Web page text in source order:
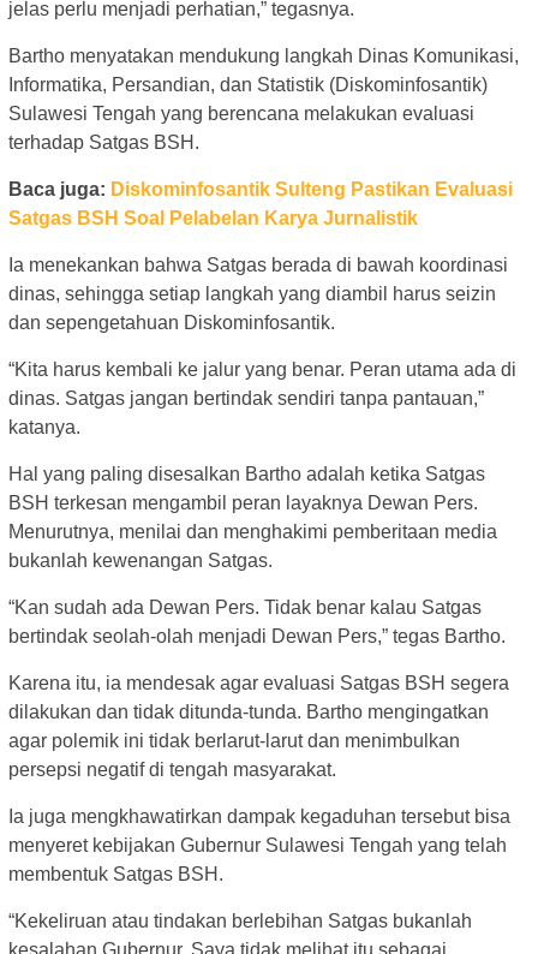
jelas perlu menjadi perhatian,” tegasnya.
Bartho menyatakan mendukung langkah Dinas Komunikasi,
Informatika, Persandian, dan Statistik (Diskominfosantik)
Sulawesi Tengah yang berencana melakukan evaluasi
terhadap Satgas BSH.
Baca juga: Diskominfosantik Sulteng Pastikan Evaluasi
Satgas BSH Soal Pelabelan Karya Jurnalistik
Ia menekankan bahwa Satgas berada di bawah koordinasi
dinas, sehingga setiap langkah yang diambil harus seizin
dan sepengetahuan Diskominfosantik.
“Kita harus kembali ke jalur yang benar. Peran utama ada di
dinas. Satgas jangan bertindak sendiri tanpa pantauan,”
katanya.
Hal yang paling disesalkan Bartho adalah ketika Satgas
BSH terkesan mengambil peran layaknya Dewan Pers.
Menurutnya, menilai dan menghakimi pemberitaan media
bukanlah kewenangan Satgas.
“Kan sudah ada Dewan Pers. Tidak benar kalau Satgas
bertindak seolah-olah menjadi Dewan Pers,” tegas Bartho.
Karena itu, ia mendesak agar evaluasi Satgas BSH segera
dilakukan dan tidak ditunda-tunda. Bartho mengingatkan
agar polemik ini tidak berlarut-larut dan menimbulkan
persepsi negatif di tengah masyarakat.
Ia juga mengkhawatirkan dampak kegaduhan tersebut bisa
menyeret kebijakan Gubernur Sulawesi Tengah yang telah
membentuk Satgas BSH.
“Kekeliruan atau tindakan berlebihan Satgas bukanlah
kesalahan Gubernur. Saya tidak melihat itu sebagai